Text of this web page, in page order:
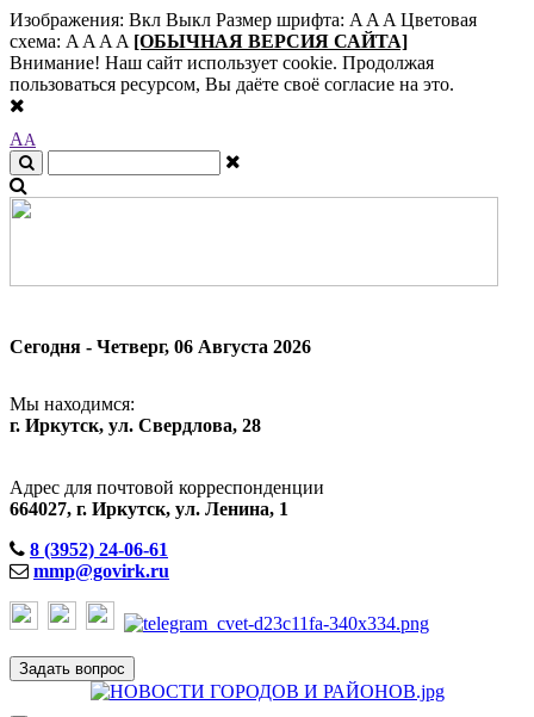
Изображения: Вкл Выкл Размер шрифта: A A A Цветовая
схема: A A A A [ОБЫЧНАЯ ВЕРСИЯ САЙТА]
Внимание! Наш сайт использует cookie. Продолжая
пользоваться ресурсом, Вы даёте своё согласие на это.
AA
Сегодня - Четверг, 06 Августа 2026
Мы находимся:
г. Иркутск, ул. Свердлова, 28
Адрес для почтовой корреспонденции
664027, г. Иркутск, ул. Ленина, 1
8 (3952) 24-06-61
mmp@govirk.ru
Задать вопрос